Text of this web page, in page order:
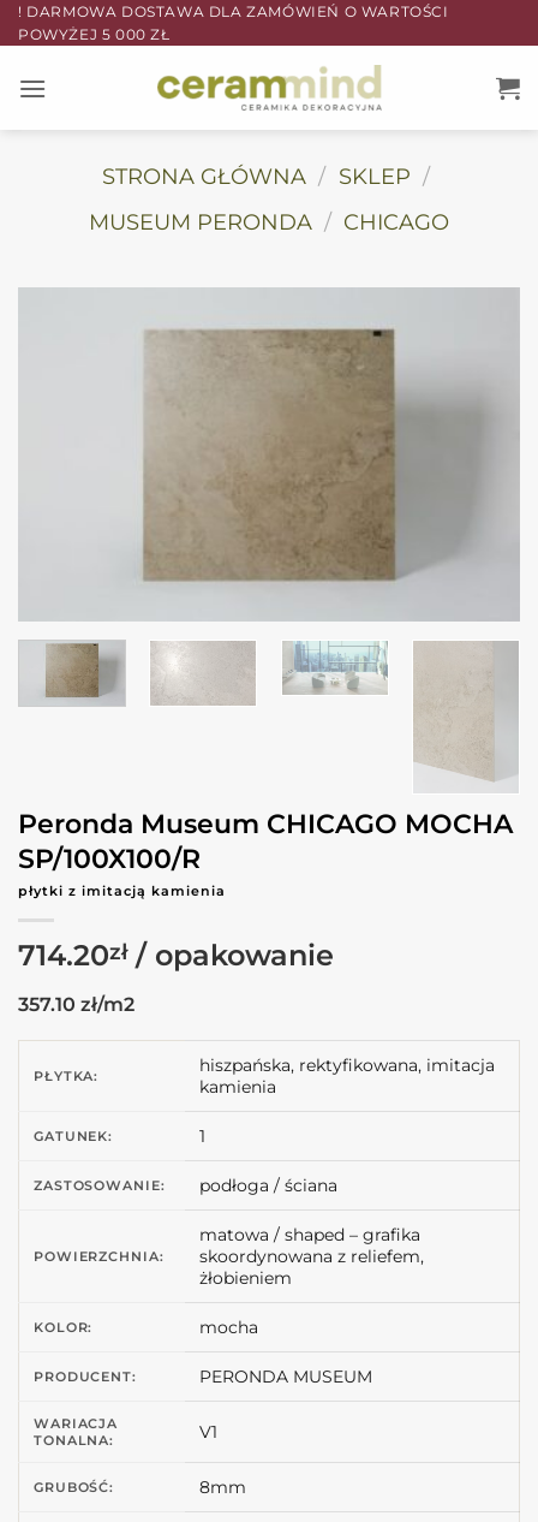
Przewiń
do
! DARMOWA DOSTAWA DLA ZAMÓWIEŃ O WARTOŚCI
POWYŻEJ 5 000 ZŁ
STRONA GŁÓWNA / SKLEP /
MUSEUM PERONDA / CHICAGO
Peronda Museum CHICAGO MOCHA
SP/100X100/R
płytki z imitacją kamienia
714.20zł
357.10 zł/m2
PŁYTKA:
hiszpańska, rektyfikowana, imitacja
kamienia
GATUNEK: 1
ZASTOSOWANIE: podłoga / ściana
POWIERZCHNIA:
matowa / shaped – grafika
skoordynowana z reliefem,
żłobieniem
KOLOR: mocha
PRODUCENT: PERONDA MUSEUM
WARIACJA
TONALNA:
V1
GRUBOŚĆ: 8mm